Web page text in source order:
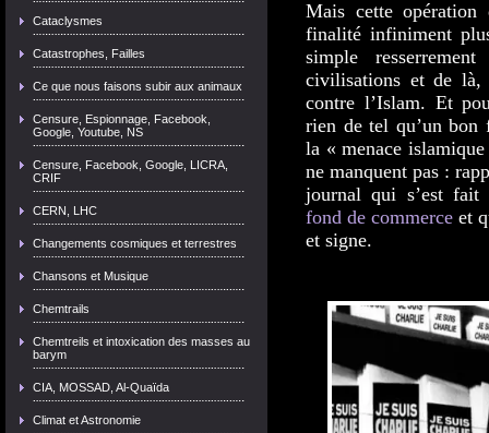
Cataclysmes
Catastrophes, Failles
Ce que nous faisons subir aux animaux
Censure, Espionnage, Facebook,
Google, Youtube, NS
Censure, Facebook, Google, LICRA,
CRIF
CERN, LHC
Changements cosmiques et terrestres
Chansons et Musique
Chemtrails
Chemtreils et intoxication des masses au
barym
CIA, MOSSAD, Al-Quaïda
Climat et Astronomie
Mais cette opération
finalité infiniment
simple
civilisations et de
contre l’Islam. Et
rien de tel qu’un bon
la « menace
ne manquent pas :
journal qui s’est fait
fond de commerce et
et signe.